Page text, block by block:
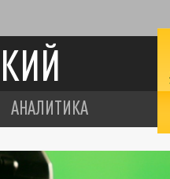
АНАЛИТИКА